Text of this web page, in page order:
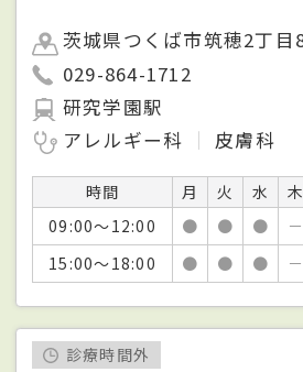
茨城県つくば市筑穂2丁目
029-864-1712
研究学園駅
アレルギー科
皮膚科
時間 月 火 水 木
09:00～12:00
● ● ● －
15:00～18:00
● ● ● －
診療時間外